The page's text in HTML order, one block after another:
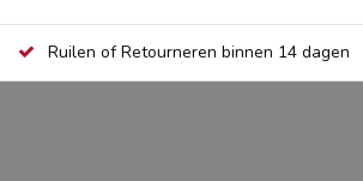
Ruilen of Retourneren binnen 14 dagen